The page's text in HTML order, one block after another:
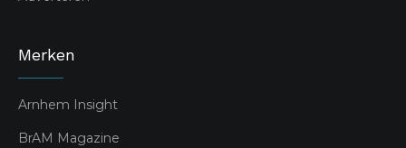
Merken
Arnhem Insight
BrAM Magazine